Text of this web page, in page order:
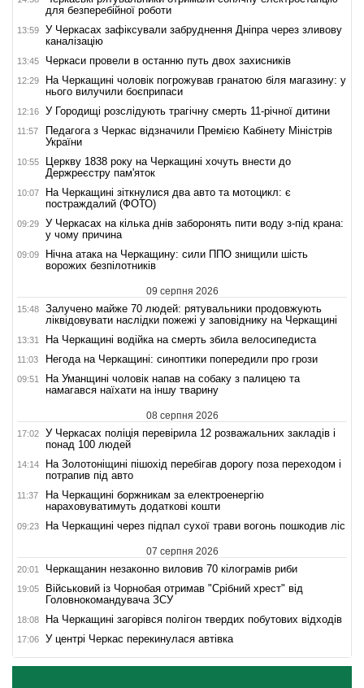
для безперебійної роботи
13:59
У Черкасах зафіксували забруднення Дніпра через зливову
каналізацію
13:45 Черкаси провели в останню путь двох захисників
12:29
На Черкащині чоловік погрожував гранатою біля магазину: у
нього вилучили боєприпаси
12:16 У Городищі розслідують трагічну смерть 11-річної дитини
11:57
Педагога з Черкас відзначили Премією Кабінету Міністрів
України
10:55
Церкву 1838 року на Черкащині хочуть внести до
Держреєстру пам'яток
10:07
На Черкащині зіткнулися два авто та мотоцикл: є
постраждалий (ФОТО)
09:29
У Черкасах на кілька днів заборонять пити воду з-під крана:
у чому причина
09:09
Нічна атака на Черкащину: сили ППО знищили шість
ворожих безпілотників
09 серпня 2026
15:48
Залучено майже 70 людей: рятувальники продовжують
ліквідовувати наслідки пожежі у заповіднику на Черкащині
13:31 На Черкащині водійка на смерть збила велосипедиста
11:03 Негода на Черкащині: синоптики попередили про грози
09:51
На Уманщині чоловік напав на собаку з палицею та
намагався наїхати на іншу тварину
08 серпня 2026
17:02
У Черкасах поліція перевірила 12 розважальних закладів і
понад 100 людей
14:14
На Золотоніщині пішохід перебігав дорогу поза переходом і
потрапив під авто
11:37
На Черкащині боржникам за електроенергію
нараховуватимуть додаткові кошти
09:23 На Черкащині через підпал сухої трави вогонь пошкодив ліс
07 серпня 2026
20:01 Черкащанин незаконно виловив 70 кілограмів риби
19:05
Військовий із Чорнобая отримав "Срібний хрест" від
Головнокомандувача ЗСУ
18:08 На Черкащині загорівся полігон твердих побутових відходів
17:06 У центрі Черкас перекинулася автівка